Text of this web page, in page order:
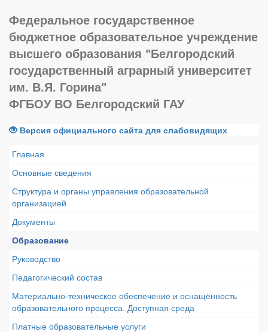
Федеральное государственное
бюджетное образовательное учреждение
высшего образования "Белгородский
государственный аграрный университет
им. В.Я. Горина"
ФГБОУ ВО Белгородский ГАУ
Версия официального сайта для слабовидящих
Главная
Основные сведения
Структура и органы управления образовательной
организацией
Документы
Образование
Руководство
Педагогический состав
Материально-техническое обеспечение и оснащённость
образовательного процесса. Доступная среда
Платные образовательные услуги